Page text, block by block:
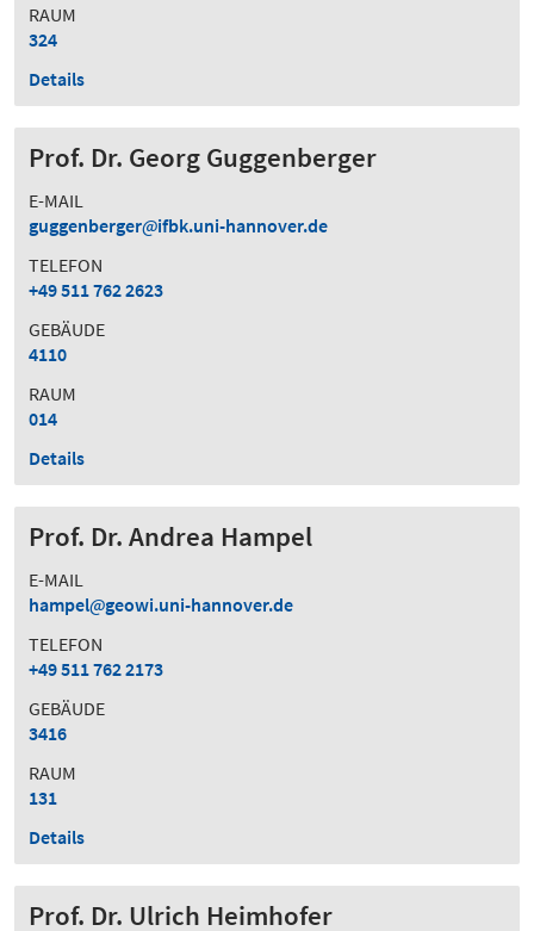
RAUM
324
Details
Prof. Dr. Georg Guggenberger
E-MAIL
guggenberger
ifbk.uni-hannover.de
TELEFON
+49 511 762 2623
GEBÄUDE
4110
RAUM
014
Details
Prof. Dr. Andrea Hampel
E-MAIL
hampel
geowi.uni-hannover.de
TELEFON
+49 511 762 2173
GEBÄUDE
3416
RAUM
131
Details
Prof. Dr. Ulrich Heimhofer